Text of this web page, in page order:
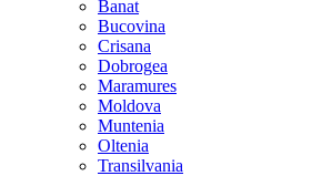
Banat
Bucovina
Crisana
Dobrogea
Maramures
Moldova
Muntenia
Oltenia
Transilvania